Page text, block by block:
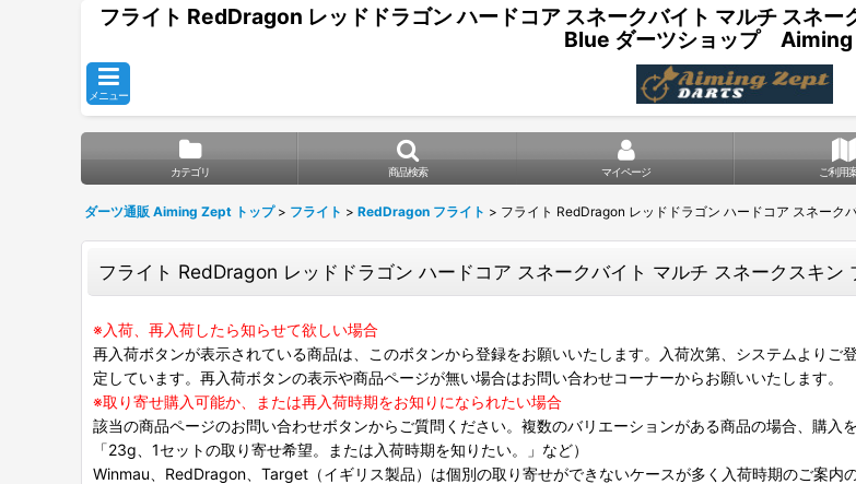
フライト RedDragon レッドドラゴン ハードコア スネークバイト マルチ ス
Blue ダーツショップ
メニュー
カテゴリ 商品検索 マイページ ご利用
ダーツ通販 Aiming Zept トップ > フライト > RedDragon フライト > フライト RedDragon レッドドラゴン ハードコア スネー
フライト RedDragon レッドドラゴン ハードコア スネークバイト マルチ スネークスキ
※入荷、再入荷したら知らせて欲しい場合
再入荷ボタンが表示されている商品は、このボタンから登録をお願いいたします。入荷次第、システムより
定しています。再入荷ボタンの表示や商品ページが無い場合はお問い合わせコーナーからお願いいたします。
※取り寄せ購入可能か、または再入荷時期をお知りになられたい場合
該当の商品ページのお問い合わせボタンからご質問ください。複数のバリエーションがある商品の場合、購入
「23g、1セットの取り寄せ希望。または入荷時期を知りたい。」など）
Winmau、RedDragon、Target（イギリス製品）は個別の取り寄せができないケースが多く入荷時期のご案